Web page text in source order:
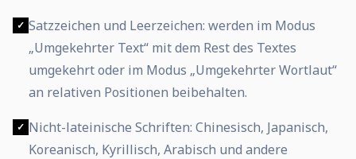
✓ Satzzeichen und Leerzeichen: werden im Modus
„Umgekehrter Text“ mit dem Rest des Textes
umgekehrt oder im Modus „Umgekehrter Wortlaut“
an relativen Positionen beibehalten.
✓ Nicht-lateinische Schriften: Chinesisch, Japanisch,
Koreanisch, Kyrillisch, Arabisch und andere